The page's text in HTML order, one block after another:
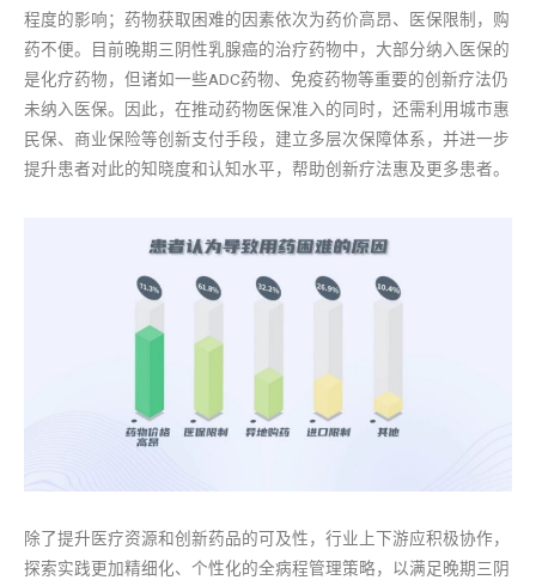
程度的影响；药物获取困难的因素依次为药价高昂、医保限制，购
药不便。目前晚期三阴性乳腺癌的治疗药物中，大部分纳入医保的
是化疗药物，但诸如一些ADC药物、免疫药物等重要的创新疗法仍
未纳入医保。因此，在推动药物医保准入的同时，还需利用城市惠
民保、商业保险等创新支付手段，建立多层次保障体系，并进一步
提升患者对此的知晓度和认知水平，帮助创新疗法惠及更多患者。
除了提升医疗资源和创新药品的可及性，行业上下游应积极协作，
探索实践更加精细化、个性化的全病程管理策略，以满足晚期三阴